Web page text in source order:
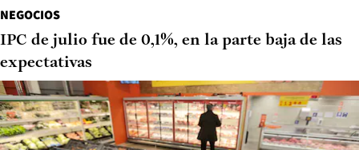
NEGOCIOS
IPC de julio fue de 0,1%, en la parte baja de las
expectativas